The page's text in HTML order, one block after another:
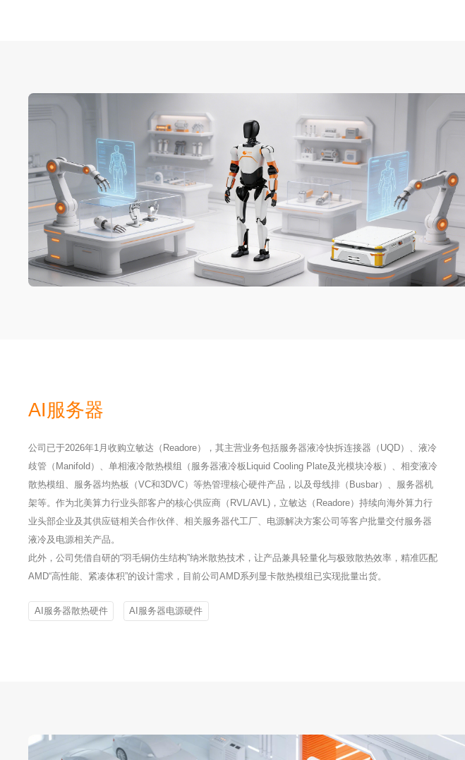
AI服务器
公司已于2026年1月收购立敏达（Readore），其主营业务包括服务器液冷快拆连接器（UQD）、液冷
歧管（Manifold）、单相液冷散热模组（服务器液冷板Liquid Cooling Plate及光模块冷板）、相变液冷
散热模组、服务器均热板（VC和3DVC）等热管理核心硬件产品，以及母线排（Busbar）、服务器机
架等。作为北美算力行业头部客户的核心供应商（RVL/AVL)，立敏达（Readore）持续向海外算力行
业头部企业及其供应链相关合作伙伴、相关服务器代工厂、电源解决方案公司等客户批量交付服务器
液冷及电源相关产品。
此外，公司凭借自研的“羽毛铜仿生结构”纳米散热技术，让产品兼具轻量化与极致散热效率，精准匹配
AMD“高性能、紧凑体积”的设计需求，目前公司AMD系列显卡散热模组已实现批量出货。
AI服务器散热硬件 AI服务器电源硬件